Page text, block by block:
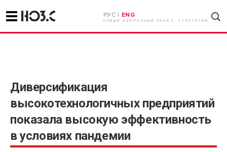
РУС | ENG
НОВЫЙ ОБОРОННЫЙ ЗАКАЗ. СТРАТЕГИИ
Диверсификация
высокотехнологичных предприятий
показала высокую эффективность
в условиях пандемии